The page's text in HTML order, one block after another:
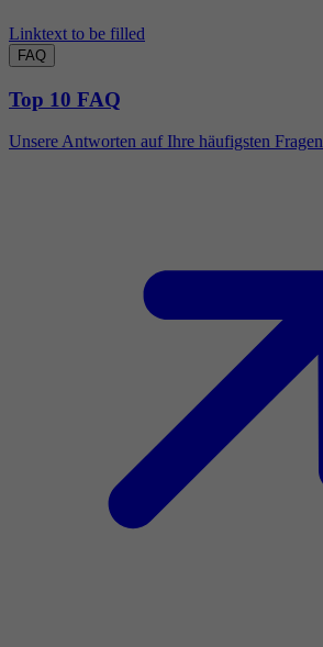
Linktext to be filled
FAQ
Top 10 FAQ
Unsere Antworten auf Ihre häufigsten Fragen